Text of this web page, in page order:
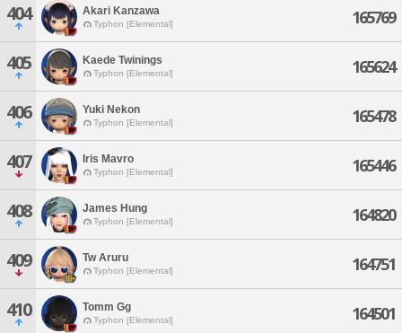
404 Akari Kanzawa
Typhon [Elemental] 165769
405 Kaede Twinings
Typhon [Elemental] 165624
406 Yuki Nekon
Typhon [Elemental] 165478
407 Iris Mavro
Typhon [Elemental] 165446
408 James Hung
Typhon [Elemental] 164820
409 Tw Aruru
Typhon [Elemental] 164751
410 Tomm Gg
Typhon [Elemental] 164501